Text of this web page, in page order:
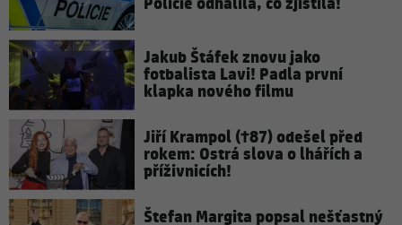
Jakub Štáfek znovu jako
fotbalista Lavi! Padla první
klapka nového filmu
Jiří Krampol (†87) odešel před
rokem: Ostrá slova o lhářích a
příživnicích!
Štefan Margita popsal nešťastný